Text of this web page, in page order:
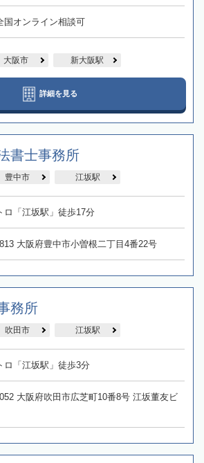
国オンライン相談可
大阪市 新大阪駅
詳細を見る
書士事務所
豊中市 江坂駅
ロ「江坂駅」徒歩17分
大阪府豊中市小曽根二丁目4番22号
務所
吹田市 江坂駅
ロ「江坂駅」徒歩3分
大阪府吹田市広芝町10番8号 江坂董友ビ